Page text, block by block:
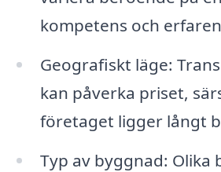
kompetens och
Geografiskt läge:
kan påverka priset,
företaget ligger långt
Typ av byggnad: Olika